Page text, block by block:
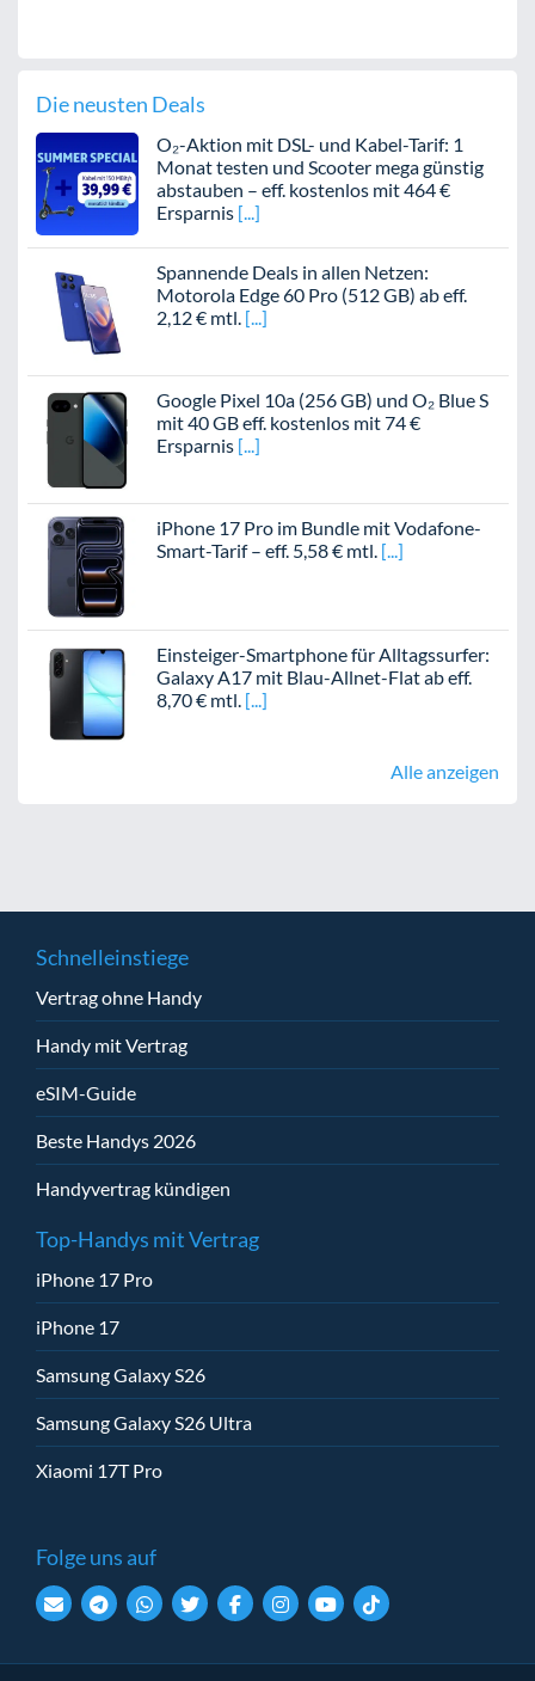
Die neusten Deals
O₂-Aktion mit DSL- und Kabel-Tarif: 1
Monat testen und Scooter mega günstig
abstauben – eff. kostenlos mit 464 €
Ersparnis
Spannende Deals in allen Netzen:
Motorola Edge 60 Pro (512 GB) ab eff.
2,12 € mtl.
Google Pixel 10a (256 GB) und O₂ Blue S
mit 40 GB eff. kostenlos mit 74 €
Ersparnis
iPhone 17 Pro im Bundle mit Vodafone-
Smart-Tarif – eff. 5,58 € mtl.
Einsteiger-Smartphone für Alltagssurfer:
Galaxy A17 mit Blau-Allnet-Flat ab eff.
8,70 € mtl.
Alle anzeigen
Schnelleinstiege
Vertrag ohne Handy
Handy mit Vertrag
eSIM-Guide
Beste Handys 2026
Handyvertrag kündigen
Top-Handys mit Vertrag
iPhone 17 Pro
iPhone 17
Samsung Galaxy S26
Samsung Galaxy S26 Ultra
Xiaomi 17T Pro
Folge uns auf